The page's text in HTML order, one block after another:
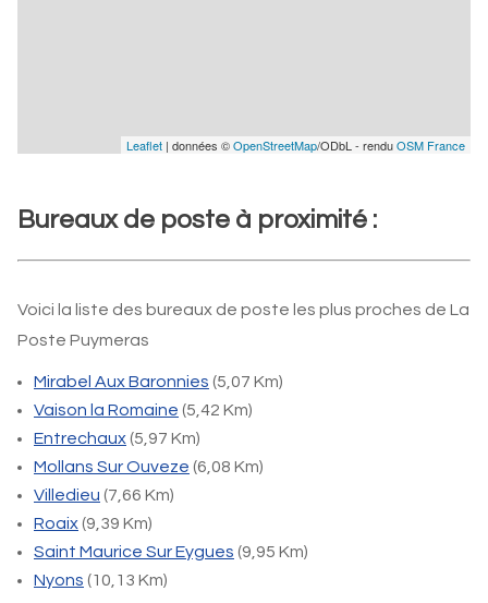
Leaflet | données ©OpenStreetMap/ODbL - renduOSM France
Bureaux de poste à proximité :
Voici la liste des bureaux de poste les plus proches de La
Poste Puymeras
Mirabel Aux Baronnies (5,07 Km)
Vaison la Romaine (5,42 Km)
Entrechaux(5,97 Km)
Mollans Sur Ouveze (6,08 Km)
Villedieu (7,66 Km)
Roaix(9,39 Km)
Saint Maurice Sur Eygues (9,95 Km)
Nyons (10,13 Km)